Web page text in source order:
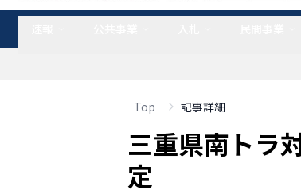
Top 記事詳細
三重県南トラ
定